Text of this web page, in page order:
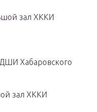
зал ХККИ
Хабаровского
зал ХККИ